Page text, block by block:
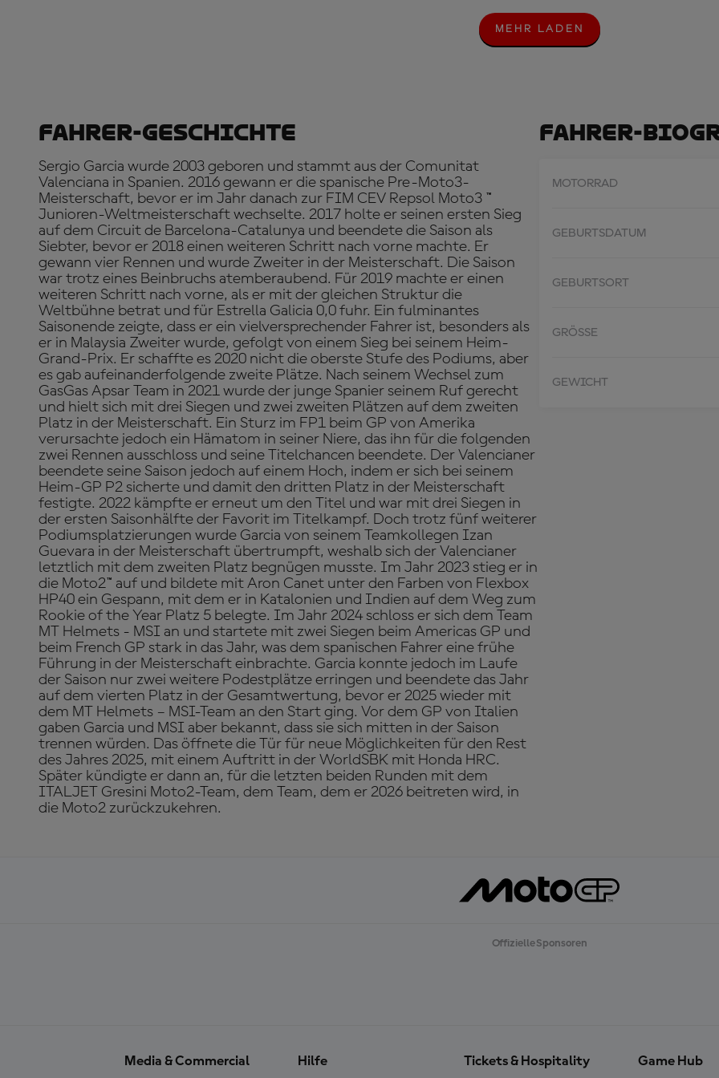
M
E
E
N
MEHR LADEN
Fahrer-
MOTORRAD
GEBURTSDATUM
GEBURTSORT
GRÖSSE
GEWICHT
Fahrer-Geschichte
Sergio Garcia wurde 2003 geboren und stammt aus der Comunitat
Valenciana in Spanien. 2016 gewann er die spanische Pre-Moto3-
Meisterschaft, bevor er im Jahr danach zur FIM CEV Repsol Moto3 ™
Junioren-Weltmeisterschaft wechselte. 2017 holte er seinen ersten Sieg
auf dem Circuit de Barcelona-Catalunya und beendete die Saison als
Siebter, bevor er 2018 einen weiteren Schritt nach vorne machte. Er
gewann vier Rennen und wurde Zweiter in der Meisterschaft. Die Saison
war trotz eines Beinbruchs atemberaubend. Für 2019 machte er einen
weiteren Schritt nach vorne, als er mit der gleichen Struktur die
Weltbühne betrat und für Estrella Galicia 0,0 fuhr. Ein fulminantes
Saisonende zeigte, dass er ein vielversprechender Fahrer ist, besonders als
er in Malaysia Zweiter wurde, gefolgt von einem Sieg bei seinem Heim-
Grand-Prix. Er schaffte es 2020 nicht die oberste Stufe des Podiums, aber
es gab aufeinanderfolgende zweite Plätze. Nach seinem Wechsel zum
GasGas Apsar Team in 2021 wurde der junge Spanier seinem Ruf gerecht
und hielt sich mit drei Siegen und zwei zweiten Plätzen auf dem zweiten
Platz in der Meisterschaft. Ein Sturz im FP1 beim GP von Amerika
verursachte jedoch ein Hämatom in seiner Niere, das ihn für die folgenden
zwei Rennen ausschloss und seine Titelchancen beendete. Der Valencianer
beendete seine Saison jedoch auf einem Hoch, indem er sich bei seinem
Heim-GP P2 sicherte und damit den dritten Platz in der Meisterschaft
festigte. 2022 kämpfte er erneut um den Titel und war mit drei Siegen in
der ersten Saisonhälfte der Favorit im Titelkampf. Doch trotz fünf weiterer
Podiumsplatzierungen wurde Garcia von seinem Teamkollegen Izan
Guevara in der Meisterschaft übertrumpft, weshalb sich der Valencianer
letztlich mit dem zweiten Platz begnügen musste. Im Jahr 2023 stieg er in
die Moto2™ auf und bildete mit Aron Canet unter den Farben von Flexbox
HP40 ein Gespann, mit dem er in Katalonien und Indien auf dem Weg zum
Rookie of the Year Platz 5 belegte. Im Jahr 2024 schloss er sich dem Team
MT Helmets - MSI an und startete mit zwei Siegen beim Americas GP und
beim French GP stark in das Jahr, was dem spanischen Fahrer eine frühe
Führung in der Meisterschaft einbrachte. Garcia konnte jedoch im Laufe
der Saison nur zwei weitere Podestplätze erringen und beendete das Jahr
auf dem vierten Platz in der Gesamtwertung, bevor er 2025 wieder mit
dem MT Helmets – MSI-Team an den Start ging. Vor dem GP von Italien
gaben Garcia und MSI aber bekannt, dass sie sich mitten in der Saison
trennen würden. Das öffnete die Tür für neue Möglichkeiten für den Rest
des Jahres 2025, mit einem Auftritt in der WorldSBK mit Honda HRC.
Später kündigte er dann an, für die letzten beiden Runden mit dem
ITALJET Gresini Moto2-Team, dem Team, dem er 2026 beitreten wird, in
die Moto2 zurückzukehren.
Offizielle Sponsoren
Media & Commercial Hilfe Tickets & Hospitality Game Hub